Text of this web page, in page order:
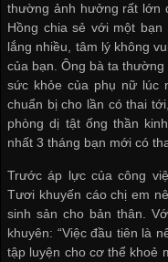
thường ảnh hưởng rất lớn
Hồng chia sẻ với một
lắng nhiều, tâm lý không
của bạn. Ông bà ta thường
sức khỏe của phụ nữ lúc
chuẩn bị cho lần có thai
phòng dị tật ống thần
nhất 3 tháng bạn mới có
Trước áp lực của công
Tươi khuyến cáo chị em
sinh sản cho bản thân.
khuyên: “Việc đầu tiên là
tập luyện cho cơ thể khoẻ